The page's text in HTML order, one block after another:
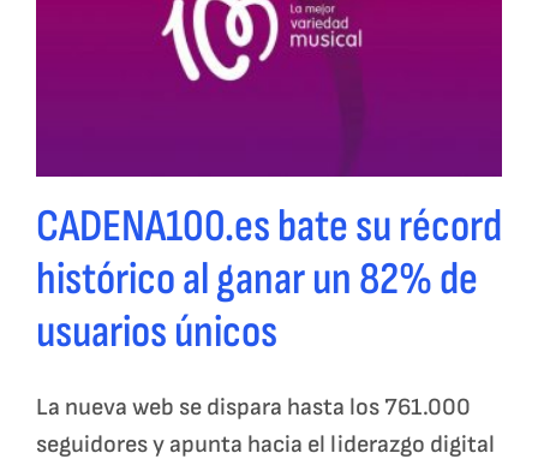
CADENA100.es bate su récord
histórico al ganar un 82% de
usuarios únicos
La nueva web se dispara hasta los 761.000
seguidores y apunta hacia el liderazgo digital